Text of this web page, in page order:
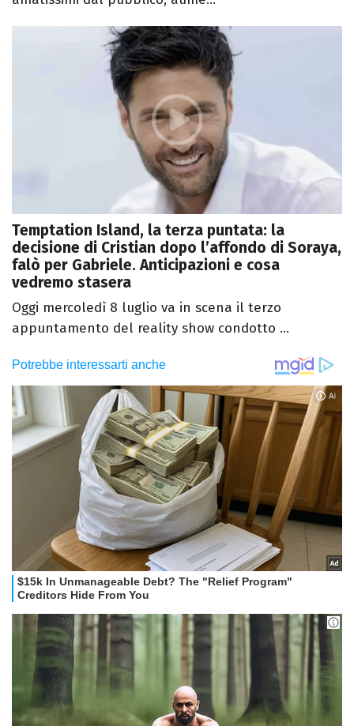
Temptation Island, la terza puntata: la
decisione di Cristian dopo l’affondo di Soraya,
falò per Gabriele. Anticipazioni e cosa
vedremo stasera
Oggi mercoledì 8 luglio va in scena il terzo
appuntamento del reality show condotto ...